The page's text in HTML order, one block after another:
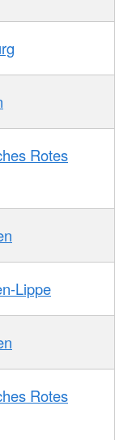
Rotes
Lippe
Rotes